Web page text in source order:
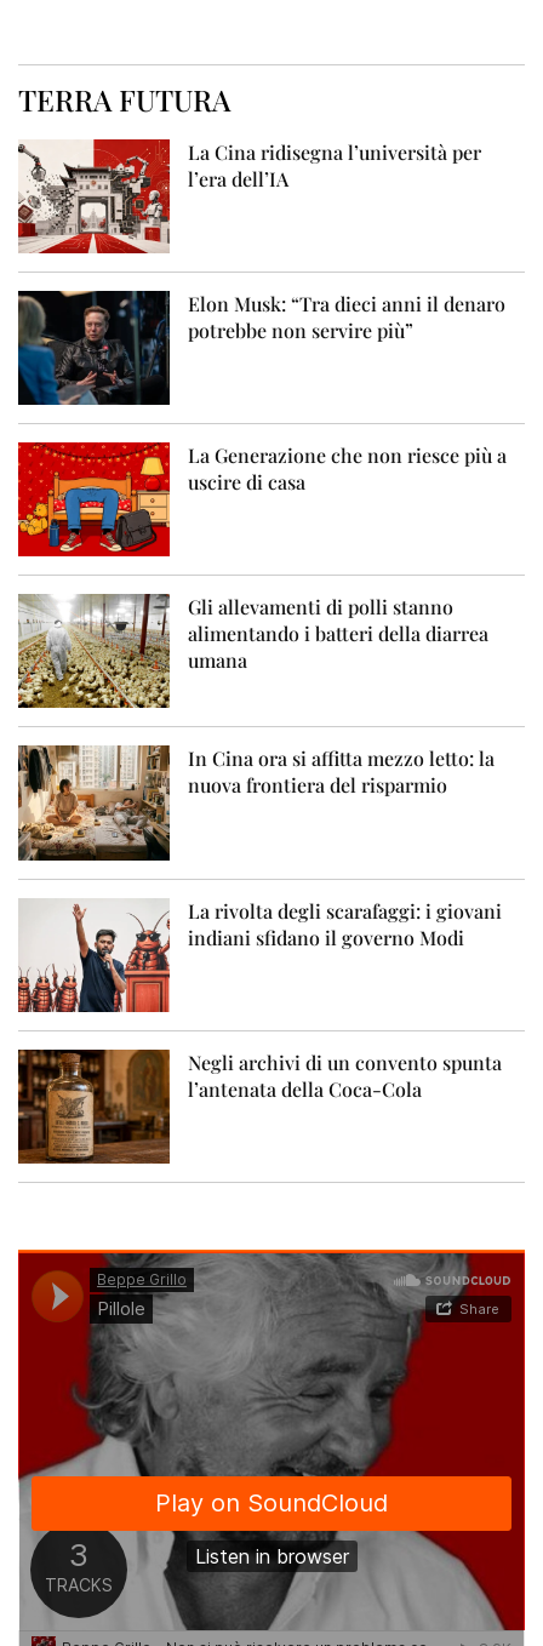
TERRA FUTURA
La Cina ridisegna l’università per
l’era dell’IA
Elon Musk: “Tra dieci anni il denaro
potrebbe non servire più”
La Generazione che non riesce più a
uscire di casa
Gli allevamenti di polli stanno
alimentando i batteri della diarrea
umana
In Cina ora si affitta mezzo letto: la
nuova frontiera del risparmio
La rivolta degli scarafaggi: i giovani
indiani sfidano il governo Modi
Negli archivi di un convento spunta
l’antenata della Coca-Cola